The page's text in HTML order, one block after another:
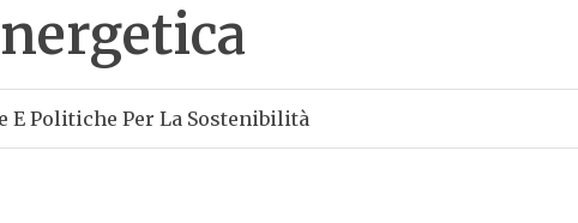
E Politiche Per La Sostenibilità